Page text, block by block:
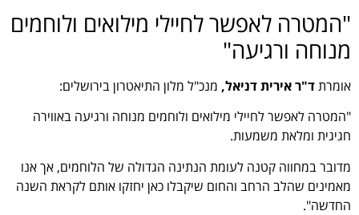
"המטרה לאפשר לחיילי מילואים ולוחמים
מנוחה ורגיעה"
אומרתד"ר אירית דניאל, מנכ"ל מלון התיאטרון בירושלים:
"המטרה לאפשר לחיילי מילואים ולוחמים מנוחה ורגיעה באווירה
חגיגית ומלאת משמעות.
מדובר במחווה קטנה לעומת הנתינה הגדולה של הלוחמים, אך אנו
מאמינים שהלב הרחב והחום שיקבלו כאן יחזקו אותם לקראת השנה
החדשה".